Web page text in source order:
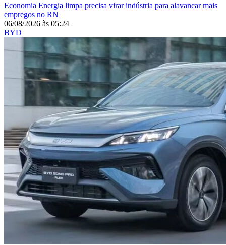
Economia Energia limpa precisa virar indústria para alavancar mais
empregos no RN
06/08/2026 às 05:24
BYD